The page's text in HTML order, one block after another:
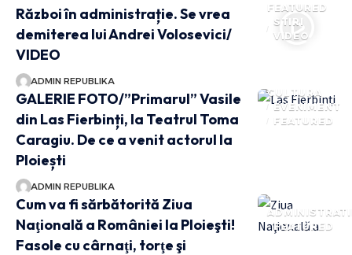
FEATURED
STIRI
VIDEO
Război în administrație. Se vrea
demiterea lui Andrei Volosevici/
VIDEO
ADMIN REPUBLIKA
CULTURA
EVENIMENT
FEATURED
GALERIE FOTO/”Primarul” Vasile
din Las Fierbinți, la Teatrul Toma
Caragiu. De ce a venit actorul la
Ploiești
ADMIN REPUBLIKA
FEATURED
Cum va fi sărbătorită Ziua
Naţională a României la Ploieşti!
Fasole cu cârnaţi, torţe şi